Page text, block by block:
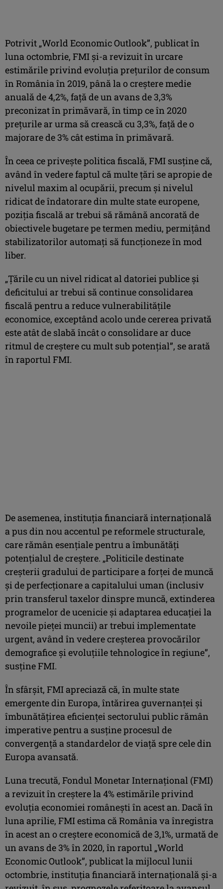
Potrivit „World Economic Outlook”, publicat în
luna octombrie, FMI şi-a revizuit în urcare
estimările privind evoluţia preţurilor de consum
în România în 2019, până la o creştere medie
anuală de 4,2%, faţă de un avans de 3,3%
preconizat în primăvară, în timp ce în 2020
preţurile ar urma să crească cu 3,3%, faţă de o
majorare de 3% cât estima în primăvară.
În ceea ce priveşte politica fiscală, FMI susţine că,
având în vedere faptul că multe ţări se apropie de
nivelul maxim al ocupării, precum şi nivelul
ridicat de îndatorare din multe state europene,
poziţia fiscală ar trebui să rămână ancorată de
obiectivele bugetare pe termen mediu, permiţând
stabilizatorilor automaţi să funcţioneze în mod
liber.
„Ţările cu un nivel ridicat al datoriei publice şi
deficitului ar trebui să continue consolidarea
fiscală pentru a reduce vulnerabilităţile
economice, exceptând acolo unde cererea privată
este atât de slabă încât o consolidare ar duce
ritmul de creştere cu mult sub potenţial”, se arată
în raportul FMI.
De asemenea, instituţia financiară internaţională
a pus din nou accentul pe reformele structurale,
care rămân esenţiale pentru a îmbunătăţi
potenţialul de creştere. „Politicile destinate
creşterii gradului de participare a forţei de muncă
şi de perfecţionare a capitalului uman (inclusiv
prin transferul taxelor dinspre muncă, extinderea
programelor de ucenicie şi adaptarea educaţiei la
nevoile pieţei muncii) ar trebui implementate
urgent, având în vedere creşterea provocărilor
demografice şi evoluţiile tehnologice în regiune”,
susţine FMI.
În sfârşit, FMI apreciază că, în multe state
emergente din Europa, întărirea guvernanţei şi
îmbunătăţirea eficienţei sectorului public rămân
imperative pentru a susţine procesul de
convergenţă a standardelor de viaţă spre cele din
Europa avansată.
Luna trecută, Fondul Monetar Internaţional (FMI)
a revizuit în creştere la 4% estimările privind
evoluţia economiei româneşti în acest an. Dacă în
luna aprilie, FMI estima că România va înregistra
în acest an o creştere economică de 3,1%, urmată de
un avans de 3% în 2020, în raportul „World
Economic Outlook”, publicat la mijlocul lunii
octombrie, instituţia financiară internaţională şi-a